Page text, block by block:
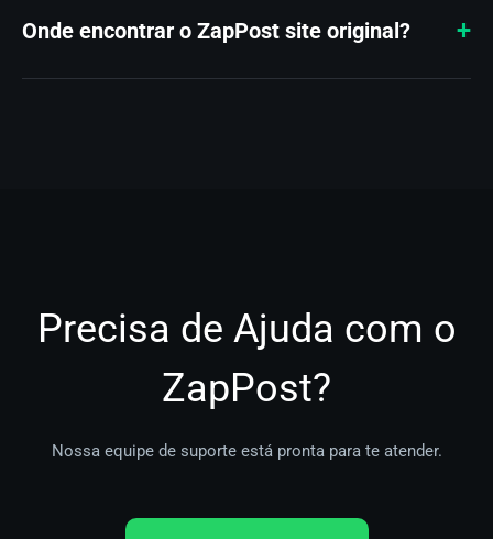
Onde encontrar o ZapPost site original?
Precisa de Ajuda com o
ZapPost?
Nossa equipe de suporte está pronta para te atender.